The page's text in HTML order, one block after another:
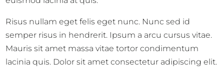
Risus nullam eget felis eget nunc. Nunc sed id
semper risus in hendrerit. Ipsum a arcu cursus vitae.
Mauris sit amet massa vitae tortor condimentum
lacinia quis. Dolor sit amet consectetur adipiscing elit.